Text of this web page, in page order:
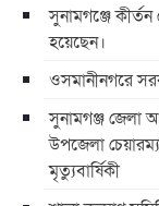
সুনামগঞ্জে
হয়েছেন।
ওসমানীনগরে
সুনামগঞ্জ জেলা
উপজেলা
মৃত্যুবার্ষিকী